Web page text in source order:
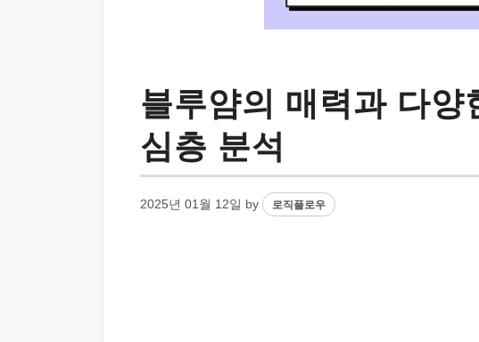
블루얌의 매력과 다양
심층 분석
2025년 01월 12일 by 로직플로우